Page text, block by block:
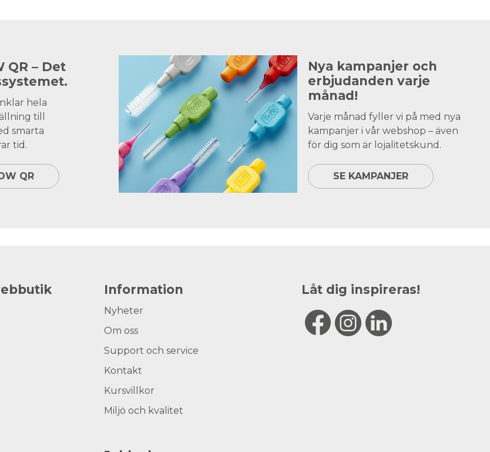
QR – Det
hela
till
smarta
tid.
QR
Nya kampanjer och
erbjudanden varje
månad!
Varje månad fyller vi på med nya
kampanjer i vår webshop – även
för dig som är lojalitetskund.
SE KAMPANJER
Information
Nyheter
Om oss
Support och service
Kontakt
Kursvillkor
Miljö och kvalitet
Låt dig inspireras!